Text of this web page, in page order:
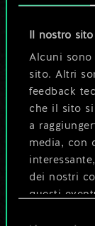
Il nostro
Alcuni sono
sito. Altri
feedback
che il sito si
a
media, con
dei nostri
questi
guida